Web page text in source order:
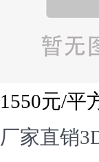
1550元/平
厂家直销